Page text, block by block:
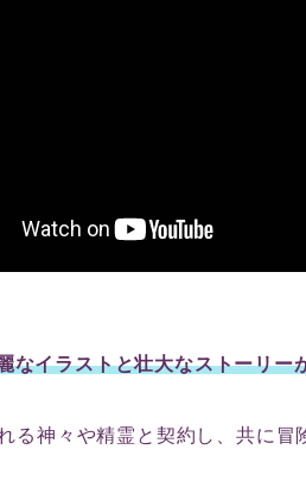
なイラストと壮大なストーリー
る神々や精霊と契約し、共に冒